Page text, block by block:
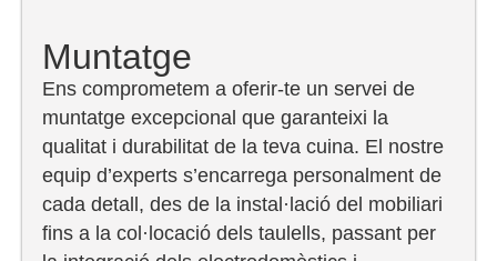
Muntatge
Ens comprometem a oferir-te un servei de
muntatge excepcional que garanteixi la
qualitat i durabilitat de la teva cuina. El nostre
equip d’experts s’encarrega personalment de
cada detall, des de la instal·lació del mobiliari
fins a la col·locació dels taulells, passant per